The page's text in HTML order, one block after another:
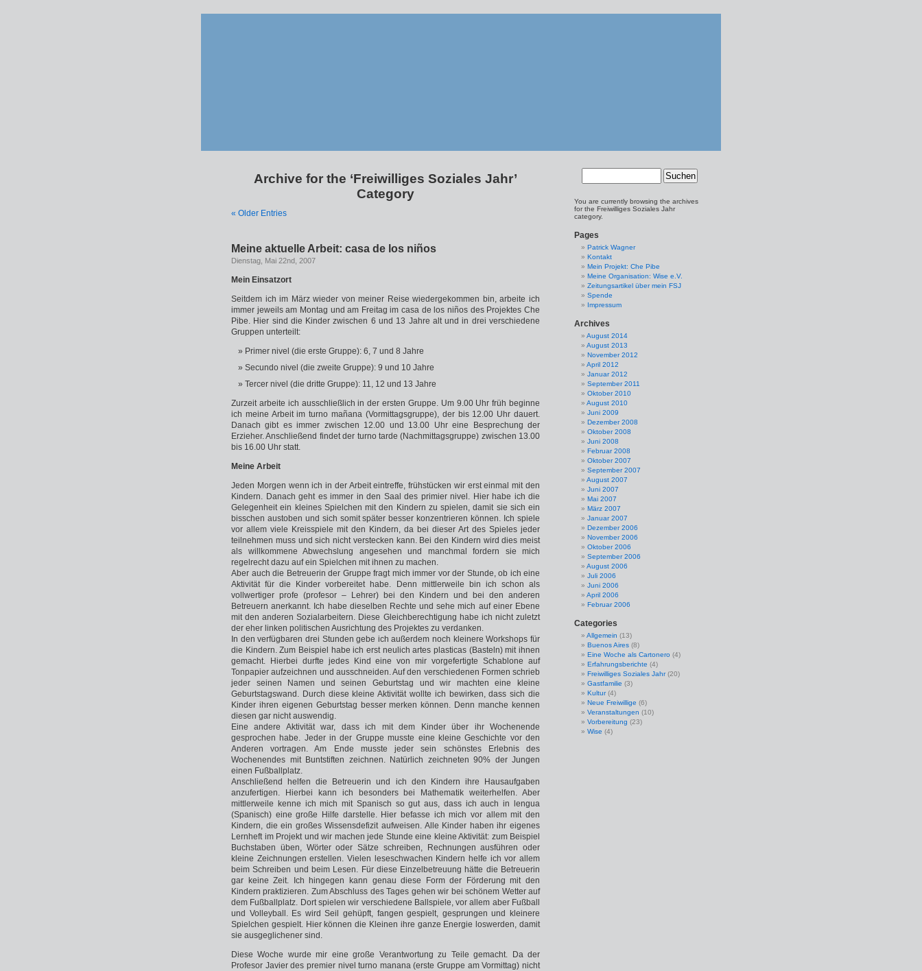
Archive for the ‘Freiwilliges Soziales Jahr’
Category
« Older Entries
Meine aktuelle Arbeit: casa de los niños
Dienstag, Mai 22nd, 2007
Mein Einsatzort
Seitdem ich im März wieder von meiner Reise wiedergekommen bin, arbeite ich
immer jeweils am Montag und am Freitag im casa de los niños des Projektes Che
Pibe. Hier sind die Kinder zwischen 6 und 13 Jahre alt und in drei verschiedene
Gruppen unterteilt:
Primer nivel (die erste Gruppe): 6, 7 und 8 Jahre
Secundo nivel (die zweite Gruppe): 9 und 10 Jahre
Tercer nivel (die dritte Gruppe): 11, 12 und 13 Jahre
Zurzeit arbeite ich ausschließlich in der ersten Gruppe. Um 9.00 Uhr früh beginne
ich meine Arbeit im turno mañana (Vormittagsgruppe), der bis 12.00 Uhr dauert.
Danach gibt es immer zwischen 12.00 und 13.00 Uhr eine Besprechung der
Erzieher. Anschließend findet der turno tarde (Nachmittagsgruppe) zwischen 13.00
bis 16.00 Uhr statt.
Meine Arbeit
Jeden Morgen wenn ich in der Arbeit eintreffe, frühstücken wir erst einmal mit den
Kindern. Danach geht es immer in den Saal des primier nivel. Hier habe ich die
Gelegenheit ein kleines Spielchen mit den Kindern zu spielen, damit sie sich ein
bisschen austoben und sich somit später besser konzentrieren können. Ich spiele
vor allem viele Kreisspiele mit den Kindern, da bei dieser Art des Spieles jeder
teilnehmen muss und sich nicht verstecken kann. Bei den Kindern wird dies meist
als willkommene Abwechslung angesehen und manchmal fordern sie mich
regelrecht dazu auf ein Spielchen mit ihnen zu machen.
Aber auch die Betreuerin der Gruppe fragt mich immer vor der Stunde, ob ich eine
Aktivität für die Kinder vorbereitet habe. Denn mittlerweile bin ich schon als
vollwertiger profe (profesor – Lehrer) bei den Kindern und bei den anderen
Betreuern anerkannt. Ich habe dieselben Rechte und sehe mich auf einer Ebene
mit den anderen Sozialarbeitern. Diese Gleichberechtigung habe ich nicht zuletzt
der eher linken politischen Ausrichtung des Projektes zu verdanken.
In den verfügbaren drei Stunden gebe ich außerdem noch kleinere Workshops für
die Kindern. Zum Beispiel habe ich erst neulich artes plasticas (Basteln) mit ihnen
gemacht. Hierbei durfte jedes Kind eine von mir vorgefertigte Schablone auf
Tonpapier aufzeichnen und ausschneiden. Auf den verschiedenen Formen schrieb
jeder seinen Namen und seinen Geburtstag und wir machten eine kleine
Geburtstagswand. Durch diese kleine Aktivität wollte ich bewirken, dass sich die
Kinder ihren eigenen Geburtstag besser merken können. Denn manche kennen
diesen gar nicht auswendig.
Eine andere Aktivität war, dass ich mit dem Kinder über ihr Wochenende
gesprochen habe. Jeder in der Gruppe musste eine kleine Geschichte vor den
Anderen vortragen. Am Ende musste jeder sein schönstes Erlebnis des
Wochenendes mit Buntstiften zeichnen. Natürlich zeichneten 90% der Jungen
einen Fußballplatz.
Anschließend helfen die Betreuerin und ich den Kindern ihre Hausaufgaben
anzufertigen. Hierbei kann ich besonders bei Mathematik weiterhelfen. Aber
mittlerweile kenne ich mich mit Spanisch so gut aus, dass ich auch in lengua
(Spanisch) eine große Hilfe darstelle. Hier befasse ich mich vor allem mit den
Kindern, die ein großes Wissensdefizit aufweisen. Alle Kinder haben ihr eigenes
Lernheft im Projekt und wir machen jede Stunde eine kleine Aktivität: zum Beispiel
Buchstaben üben, Wörter oder Sätze schreiben, Rechnungen ausführen oder
kleine Zeichnungen erstellen. Vielen leseschwachen Kindern helfe ich vor allem
beim Schreiben und beim Lesen. Für diese Einzelbetreuung hätte die Betreuerin
gar keine Zeit. Ich hingegen kann genau diese Form der Förderung mit den
Kindern praktizieren. Zum Abschluss des Tages gehen wir bei schönem Wetter auf
dem Fußballplatz. Dort spielen wir verschiedene Ballspiele, vor allem aber Fußball
und Volleyball. Es wird Seil gehüpft, fangen gespielt, gesprungen und kleinere
Spielchen gespielt. Hier können die Kleinen ihre ganze Energie loswerden, damit
sie ausgeglichener sind.
Diese Woche wurde mir eine große Verantwortung zu Teile gemacht. Da der
Profesor Javier des premier nivel turno manana (erste Gruppe am Vormittag) nicht
You are currently browsing the archives
for the Freiwilliges Soziales Jahr
category.
Pages
Patrick Wagner
Kontakt
Mein Projekt: Che Pibe
Meine Organisation: Wise e.V.
Zeitungsartikel über mein FSJ
Spende
Impressum
Archives
August 2014
August 2013
November 2012
April 2012
Januar 2012
September 2011
Oktober 2010
August 2010
Juni 2009
Dezember 2008
Oktober 2008
Juni 2008
Februar 2008
Oktober 2007
September 2007
August 2007
Juni 2007
Mai 2007
März 2007
Januar 2007
Dezember 2006
November 2006
Oktober 2006
September 2006
August 2006
Juli 2006
Juni 2006
April 2006
Februar 2006
Categories
Allgemein (13)
Buenos Aires (8)
Eine Woche als Cartonero (4)
Erfahrungsberichte (4)
Freiwilliges Soziales Jahr(20)
Gastfamilie (3)
Kultur(4)
Neue Freiwillige (6)
Veranstaltungen (10)
Vorbereitung (23)
Wise (4)